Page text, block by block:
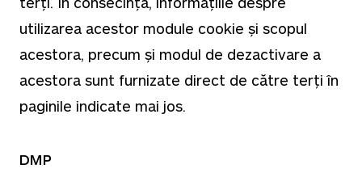
utilizarea acestor module cookie și scopul
acestora, precum și modul de dezactivare a
acestora sunt furnizate direct de către terți în
paginile indicate mai jos.
DMP